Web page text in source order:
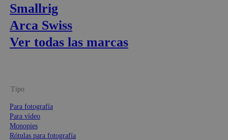
Smallrig
Arca Swiss
Ver todas las marcas
Tipo
Para fotografía
Para vídeo
Monopies
Rótulas para fotografía